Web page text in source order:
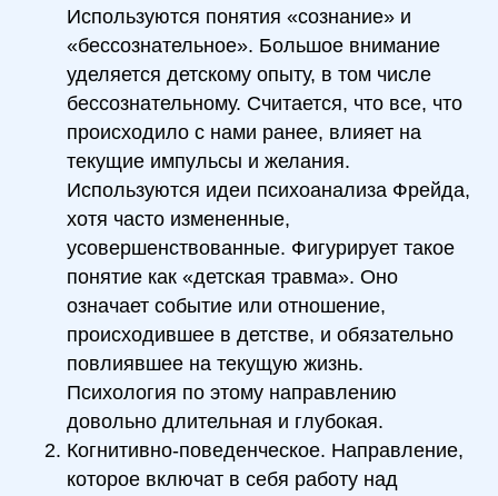
Используются понятия «сознание» и
«бессознательное». Большое внимание
уделяется детскому опыту, в том числе
бессознательному. Считается, что все, что
происходило с нами ранее, влияет на
текущие импульсы и желания.
Используются идеи психоанализа Фрейда,
хотя часто измененные,
усовершенствованные. Фигурирует такое
понятие как «детская травма». Оно
означает событие или отношение,
происходившее в детстве, и обязательно
повлиявшее на текущую жизнь.
Психология по этому направлению
довольно длительная и глубокая.
Когнитивно-поведенческое. Направление,
которое включат в себя работу над